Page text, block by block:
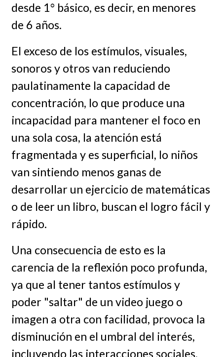
desde 1° básico, es decir, en menores
de 6 años.
El exceso de los estímulos, visuales,
sonoros y otros van reduciendo
paulatinamente la capacidad de
concentración, lo que produce una
incapacidad para mantener el foco en
una sola cosa, la atención está
fragmentada y es superficial, lo niños
van sintiendo menos ganas de
desarrollar un ejercicio de matemáticas
o de leer un libro, buscan el logro fácil y
rápido.
Una consecuencia de esto es la
carencia de la reflexión poco profunda,
ya que al tener tantos estímulos y
poder "saltar" de un video juego o
imagen a otra con facilidad, provoca la
disminución en el umbral del interés,
incluyendo las interacciones sociales.